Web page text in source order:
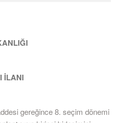
İLANI
gereğince 8. seçim dönemi